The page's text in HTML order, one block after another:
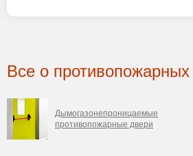
Все о
Дымогазонепроницаемые
противопожарные двери